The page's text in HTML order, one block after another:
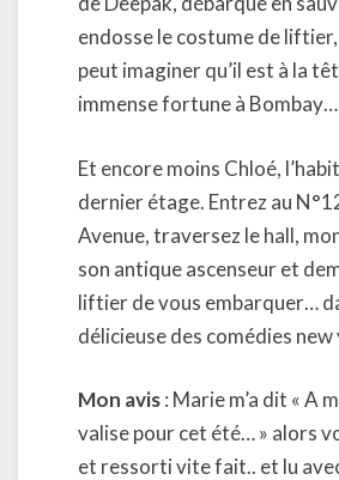
endosse le costume de
peut imaginer qu’il est à la
immense fortune à Bombay…
Et encore moins Chloé,
dernier étage. Entrez au
Avenue, traversez le hall,
son antique ascenseur et
liftier de vous embarquer…
délicieuse des comédies
Mon avis: Marie m’a dit « A
valise pour cet été… » alors
et ressorti vite fait.. et lu